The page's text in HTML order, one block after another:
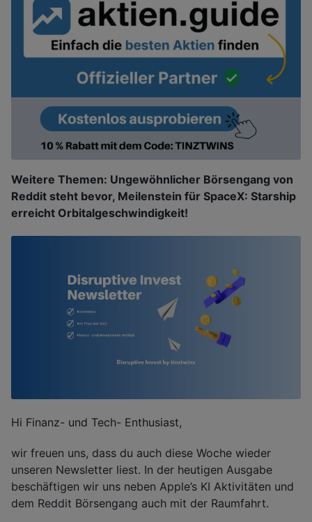
Weitere Themen: Ungewöhnlicher Börsengang von
Reddit steht bevor, Meilenstein für SpaceX: Starship
erreicht Orbitalgeschwindigkeit!
Hi Finanz- und Tech- Enthusiast,
wir freuen uns, dass du auch diese Woche wieder
unseren Newsletter liest. In der heutigen Ausgabe
beschäftigen wir uns neben Apple’s KI Aktivitäten und
dem Reddit Börsengang auch mit der Raumfahrt.